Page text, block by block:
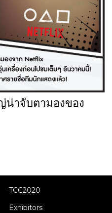
น่าจับตามองของ
TCC2020
Exhibitors